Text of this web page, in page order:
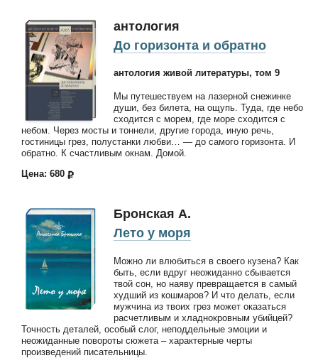
антология
До горизонта и обратно
антология живой литературы, том 9
Мы путешествуем на лазерной снежинке
души, без билета, на ощупь. Туда, где небо
сходится с морем, где море сходится с
небом. Через мосты и тоннели, другие города, иную речь,
гостиницы грез, полустанки любви… — до самого горизонта. И
обратно. К счастливым окнам. Домой.
Цена: 680
Бронская А.
Лето у моря
Можно ли влюбиться в своего кузена? Как
быть, если вдруг неожиданно сбывается
твой сон, но наяву превращается в самый
худший из кошмаров? И что делать, если
мужчина из твоих грез может оказаться
расчетливым и хладнокровным убийцей?
Точность деталей, особый слог, неподдельные эмоции и
неожиданные повороты сюжета – характерные черты
произведений писательницы.